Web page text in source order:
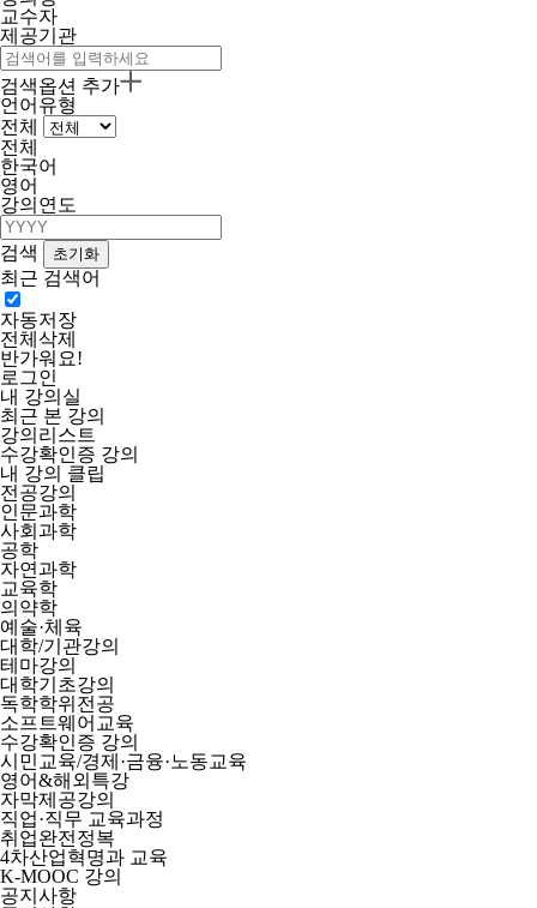
교수자
제공기관
검색옵션 추가
언어유형
전체
전체
한국어
영어
강의연도
검색
최근 검색어
자동저장
전체삭제
반가워요!
로그인
내 강의실
최근 본 강의
강의리스트
수강확인증 강의
내 강의 클립
전공강의
인문과학
사회과학
공학
자연과학
교육학
의약학
예술·체육
대학/기관강의
테마강의
대학기초강의
독학학위전공
소프트웨어교육
수강확인증 강의
시민교육/경제·금융·노동교육
영어&해외특강
자막제공강의
직업·직무 교육과정
취업완전정복
4차산업혁명과 교육
K-MOOC 강의
공지사항